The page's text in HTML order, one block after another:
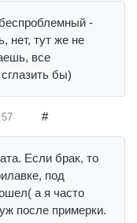
-
нет, тут же не
все
бы)
#
Если брак, то
под
а я часто
после примерки.